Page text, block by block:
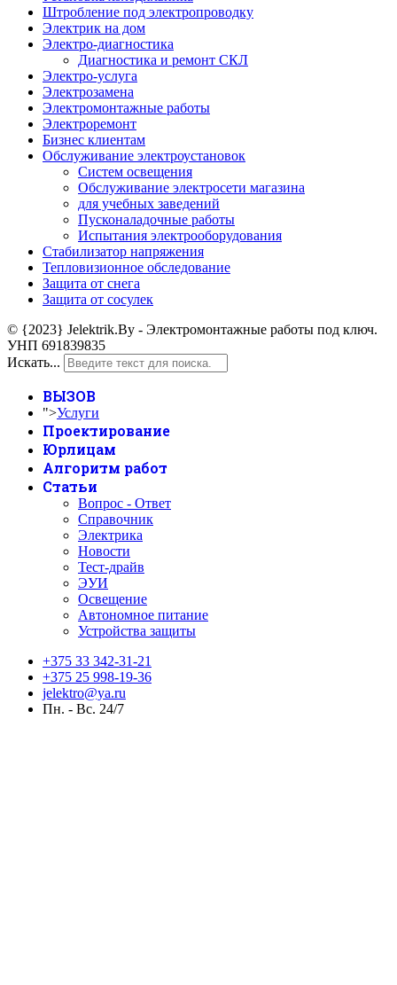
Штробление под электропроводку
Электрик на дом
Электро-диагностика
Диагностика и ремонт СКЛ
Электро-услуга
Электрозамена
Электромонтажные работы
Электроремонт
Бизнес клиентам
Обслуживание электроустановок
Систем освещения
Обслуживание электросети магазина
для учебных заведений
Пусконаладочные работы
Испытания электрооборудования
Стабилизатор напряжения
Тепловизионное обследование
Защита от снега
Защита от сосулек
© {2023} Jelektrik.By - Электромонтажные работы под ключ.
УНП 691839835
Искать...
ВЫЗОВ
">Услуги
Проектирование
Юрлицам
Алгоритм работ
Статьи
Вопрос - Ответ
Справочник
Электрика
Новости
Тест-драйв
ЭУИ
Освещение
Автономное питание
Устройства защиты
+375 33 342-31-21
+375 25 998-19-36
jelektro@ya.ru
Пн. - Вс. 24/7